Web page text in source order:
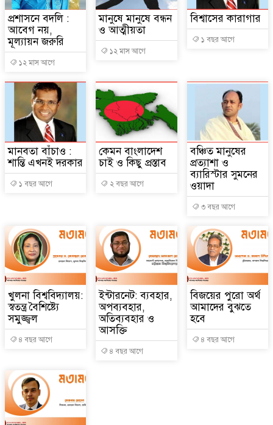
প্রশাসনে বদলি :
আবেগ নয়,
মূল্যায়ন জরুরি
১২ মাস আগে
মানুষে মানুষে বন্ধন
ও আত্মীয়তা
১২ মাস আগে
বিশ্বাসের কারাগার
১ বছর আগে
মানবতা বাঁচাও :
শান্তি এখনই দরকার
১ বছর আগে
কেমন বাংলাদেশ
চাই ও কিছু প্রস্তাব
২ বছর আগে
বঞ্চিত মানুষের
প্রত্যাশা ও
ব্যারিস্টার সুমনের
ওয়াদা
৩ বছর আগে
খুলনা বিশ্ববিদ্যালয়:
স্বতন্ত্র বৈশিষ্ট্যে
সমুজ্জ্বল
৪ বছর আগে
ইন্টারনেট: ব্যবহার,
অপব্যবহার,
অতিব্যবহার ও
আসক্তি
৪ বছর আগে
বিজয়ের পুরো অর্থ
আমাদের বুঝতে
হবে
৪ বছর আগে